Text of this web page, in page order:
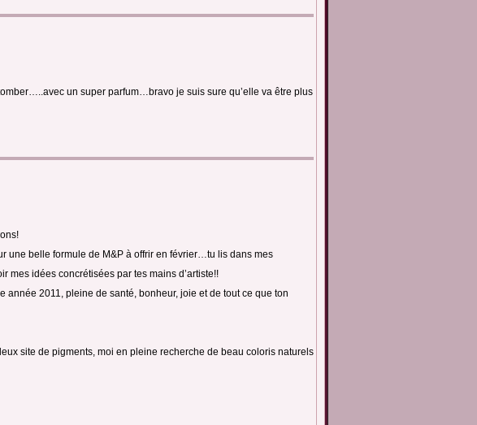
un super parfum…bravo je suis sure qu’elle va être plus
une belle formule de M&P à offrir en février…tu lis dans mes
mes idées concrétisées par tes mains d’artiste!!
année 2011, pleine de santé, bonheur, joie et de tout ce que ton
site de pigments, moi en pleine recherche de beau coloris naturels